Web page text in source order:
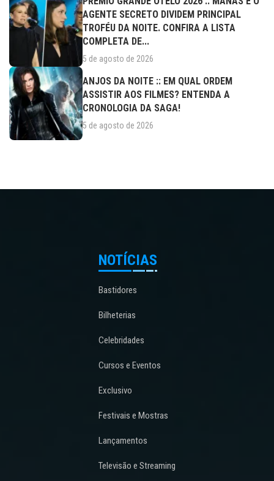
AGENTE SECRETO DIVIDEM PRINCIPAL
TROFÉU DA NOITE. CONFIRA A LISTA
COMPLETA DE...
5 de agosto de 2026
ANJOS DA NOITE :: EM QUAL ORDEM
ASSISTIR AOS FILMES? ENTENDA A
CRONOLOGIA DA SAGA!
5 de agosto de 2026
NOTÍCIAS
Bastidores
Bilheterias
Celebridades
Cursos e Eventos
Exclusivo
Festivais e Mostras
Lançamentos
Televisão e Streaming